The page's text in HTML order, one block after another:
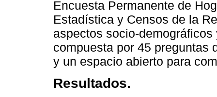
Encuesta Permanente de
Estadística y Censos de la
aspectos socio-
compuesta por 45 preguntas
y un espacio abierto para
Resultados.